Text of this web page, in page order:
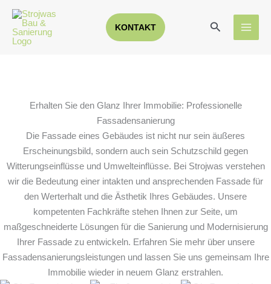
Zum
Inhalt
springen
KONTAKT Suchen
Erhalten Sie den Glanz Ihrer Immobilie: Professionelle
Fassadensanierung
Die Fassade eines Gebäudes ist nicht nur sein äußeres
Erscheinungsbild, sondern auch sein Schutzschild gegen
Witterungseinflüsse und Umwelteinflüsse. Bei Strojwas verstehen
wir die Bedeutung einer intakten und ansprechenden Fassade für
den Werterhalt und die Ästhetik Ihres Gebäudes. Unsere
kompetenten Fachkräfte stehen Ihnen zur Seite, um
maßgeschneiderte Lösungen für die Sanierung und Modernisierung
Ihrer Fassade zu entwickeln. Erfahren Sie mehr über unsere
Fassadensanierungsleistungen und lassen Sie uns gemeinsam Ihre
Immobilie wieder in neuem Glanz erstrahlen.